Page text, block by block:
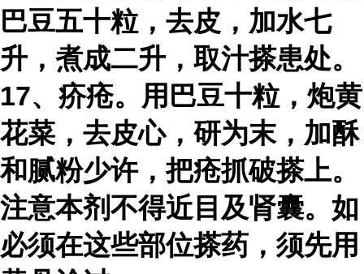
巴豆五十粒，去皮，加水七
升，煮成二升，取汁搽患处。
17、疥疮。用巴豆十粒，炮黄
花菜，去皮心，研为末，加酥
和腻粉少许，把疮抓破搽上。
注意本剂不得近目及肾囊。如
必须在这些部位搽药，须先用